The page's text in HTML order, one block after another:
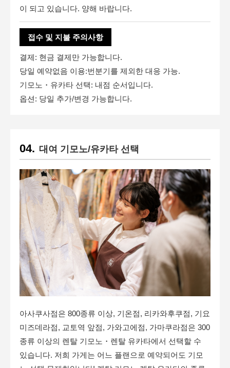
이 되고 있습니다. 양해 바랍니다.
접수 및 지불 주의사항
결제: 현금 결제만 가능합니다.
당일 예약없음 이용:번분기를 제외한 대응 가능.
기모노・유카타 선택: 내점 순서입니다.
옵션: 당일 추가/변경 가능합니다.
대여 기모노/유카타 선택
아사쿠사점은 800종류 이상, 기온점, 리카와후쿠점, 기요
미즈데라점, 교토역 앞점, 가와고에점, 가마쿠라점은 300
종류 이상의 렌탈 기모노・렌탈 유카타에서 선택할 수
있습니다. 저희 가게는 어느 플랜으로 예약되어도 기모